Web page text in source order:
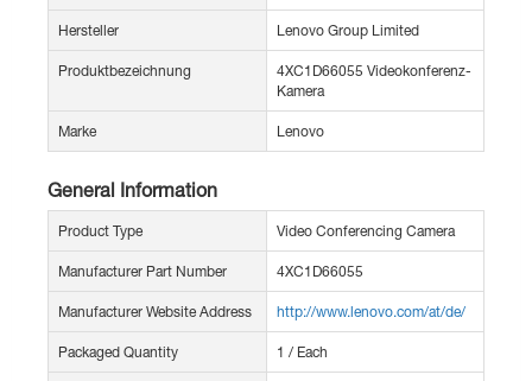
Hersteller Lenovo Group Limited
Produktbezeichnung
4XC1D66055 Videokonferenz-
Kamera
Marke Lenovo
General Information
Product Type Video Conferencing Camera
Manufacturer Part Number 4XC1D66055
Manufacturer Website Address http://www.lenovo.com/at/de/
Packaged Quantity 1 / Each